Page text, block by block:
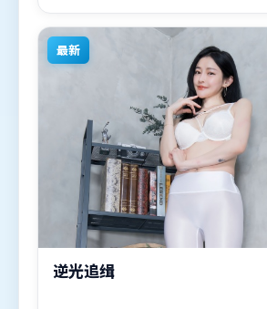
合喜欢悬疑题材的观众观看。
最新
逆光追缉